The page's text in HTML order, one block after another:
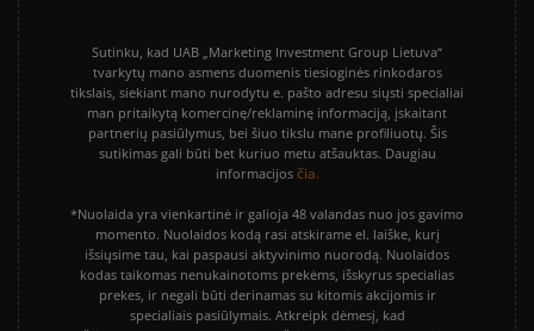
Sutinku, kad UAB „Marketing Investment Group Lietuva“
tvarkytų mano asmens duomenis tiesioginės rinkodaros
tikslais, siekiant mano nurodytu e. pašto adresu siųsti specialiai
man pritaikytą komercinę/reklaminę informaciją, įskaitant
partnerių pasiūlymus, bei šiuo tikslu mane profiliuotų. Šis
sutikimas gali būti bet kuriuo metu atšauktas. Daugiau
informacijos čia.
*Nuolaida yra vienkartinė ir galioja 48 valandas nuo jos gavimo
momento. Nuolaidos kodą rasi atskirame el. laiške, kurį
išsiųsime tau, kai paspausi aktyvinimo nuorodą. Nuolaidos
kodas taikomas nenukainotoms prekėms, išskyrus specialias
prekes, ir negali būti derinamas su kitomis akcijomis ir
specialiais pasiūlymais. Atkreipk dėmesį, kad